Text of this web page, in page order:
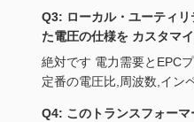
Q3: ローカル・ユーティ
た電圧の仕様を カスタマ
絶対です 電力需要とEPC
定番の電圧比,周波数,イン
Q4: このトランスフォー